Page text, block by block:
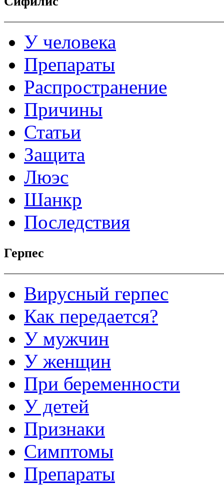
У человека
Препараты
Распространение
Причины
Статьи
Защита
Люэс
Шанкр
Последствия
Герпес
Вирусный герпес
Как передается?
У мужчин
У женщин
При беременности
У детей
Признаки
Симптомы
Препараты